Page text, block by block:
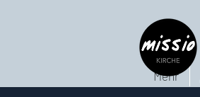
Mehr